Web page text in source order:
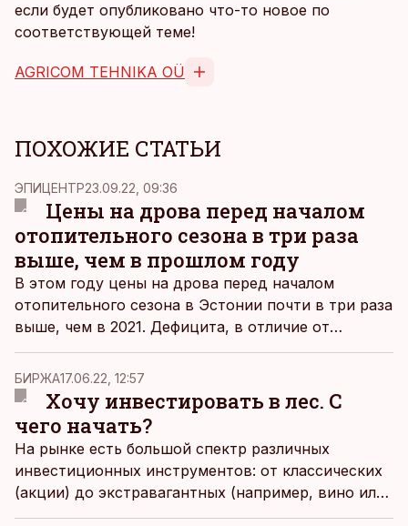
если будет опубликовано что-то новое по
соответствующей теме!
AGRICOM TEHNIKA OÜ
ПОХОЖИЕ СТАТЬИ
ЭПИЦЕНТР23.09.22, 09:36
Цены на дрова перед началом
отопительного сезона в три раза
выше, чем в прошлом году
В этом году цены на дрова перед началом
отопительного сезона в Эстонии почти в три раза
выше, чем в 2021. Дефицита, в отличие от
прошлой весны, нет, топливо готовы привезти в
течение пары дней, уверяют предприниматели.
БИРЖА17.06.22, 12:57
Хочу инвестировать в лес. С
чего начать?
На рынке есть большой спектр различных
инвестиционных инструментов: от классических
(акции) до экстравагантных (например, вино или
произведения искусства). Биржевой редактор